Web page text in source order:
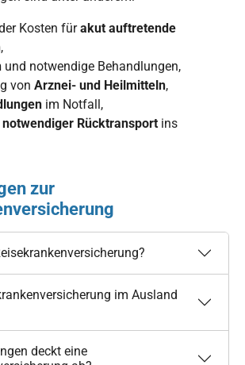
Kosten fürakut auftretende
,
und notwendige Behandlungen,
von Arznei- und Heilmitteln,
im Notfall,
Rücktransport ins
zur
im Ausland
deckt eine